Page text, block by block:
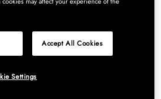
Accept All Cookies
Settings